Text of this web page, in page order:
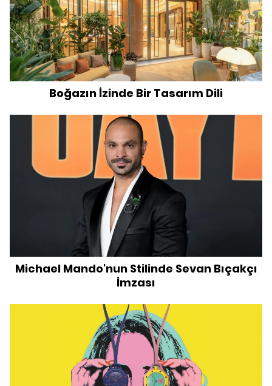
Boğazın İzinde Bir Tasarım Dili
Michael Mando'nun Stilinde Sevan Bıçakçı
İmzası